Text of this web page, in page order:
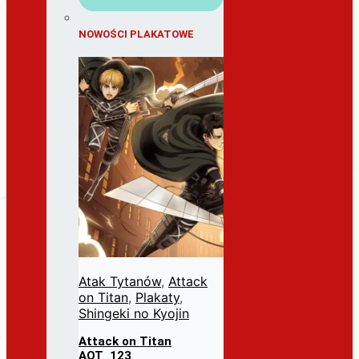
NOWOŚCI PLAKATOWE
Atak Tytanów, Attack
on Titan, Plakaty,
Shingeki no Kyojin
Attack on Titan
AOT_123